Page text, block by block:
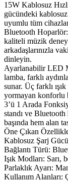
15W Kablosuz
gücündeki
uyumlu tüm
Bluetooth
kaliteli müzik
arkadaşlarınızla
dinleyin.
Ayarlanabilir LED
lamba, farklı
sunar. Üç farklı
yormayan konforlu
3’ü 1 Arada
standı ve
başında hem alan
Öne Çıkan
Kablosuz Şarj
Bağlantı Türü:
Işık Modları: Sarı,
Parlaklık Ayarı:
Kullanım Alanları: